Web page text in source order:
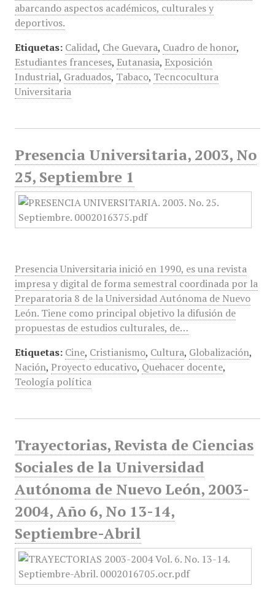
abarcando aspectos académicos, culturales y
deportivos.
Etiquetas: Calidad, Che Guevara, Cuadro de honor,
Estudiantes franceses, Eutanasia, Exposición
Industrial, Graduados, Tabaco, Tecncocultura
Universitaria
Presencia Universitaria, 2003, No
25, Septiembre 1
Presencia Universitaria inició en 1990, es una revista
impresa y digital de forma semestral coordinada por la
Preparatoria 8 de la Universidad Autónoma de Nuevo
León. Tiene como principal objetivo la difusión de
propuestas de estudios culturales, de…
Etiquetas: Cine, Cristianismo, Cultura, Globalización,
Nación, Proyecto educativo, Quehacer docente,
Teología política
Trayectorias, Revista de Ciencias
Sociales de la Universidad
Autónoma de Nuevo León, 2003-
2004, Año 6, No 13-14,
Septiembre-Abril